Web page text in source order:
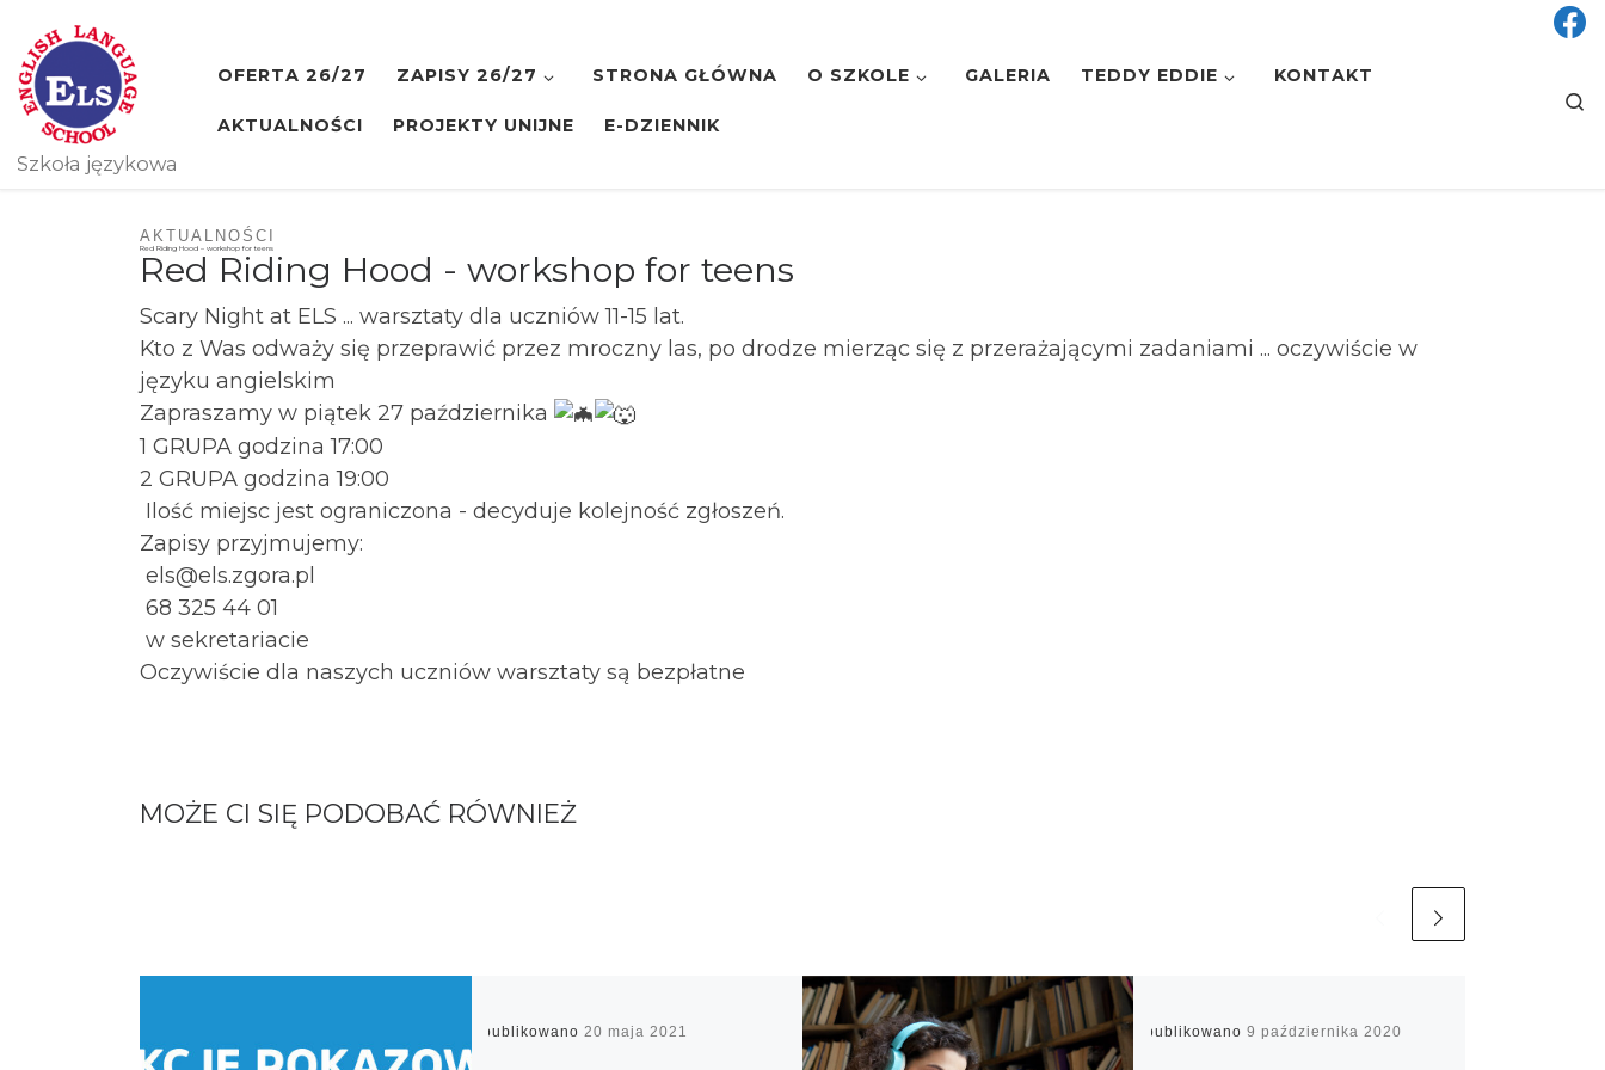
Skip to content
Szkoła językowa
OFERTA 26/27 ZAPISY 26/27 STRONA GŁÓWNA O SZKOLE GALERIA TEDDY EDDIE KONTAKT
AKTUALNOŚCI PROJEKTY UNIJNE E-DZIENNIK
AKTUALNOŚCI
Red Riding Hood – workshop for teens
Red Riding Hood - workshop for teens
Scary Night at ELS ... warsztaty dla uczniów 11-15 lat.
Kto z Was odważy się przeprawić przez mroczny las, po drodze mierząc się z przerażającymi zadaniami ... oczywiście w
języku angielskim
Zapraszamy w piątek 27 października
1 GRUPA godzina 17:00
2 GRUPA godzina 19:00
Ilość miejsc jest ograniczona - decyduje kolejność zgłoszeń.
Zapisy przyjmujemy:
els@els.zgora.pl
68 325 44 01
w sekretariacie
Oczywiście dla naszych uczniów warsztaty są bezpłatne
MOŻE CI SIĘ PODOBAĆ RÓWNIEŻ
Opublikowano 20 maja 2021 Opublikowano 9 października 2020